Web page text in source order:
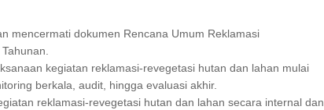
mencermati dokumen Rencana Umum Reklamasi
kegiatan reklamasi-revegetasi hutan dan lahan mulai
berkala, audit, hingga evaluasi akhir.
reklamasi-revegetasi hutan dan lahan secara internal dan